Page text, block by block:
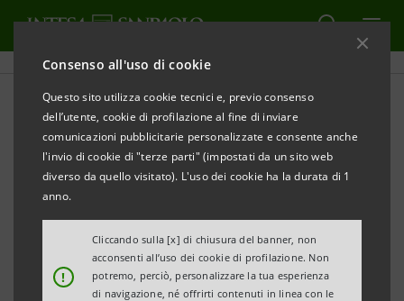
Consenso all'uso di cookie
Questo sito utilizza cookie tecnici e, previo consenso
dell’utente, cookie di profilazione al fine di inviare
comunicazioni pubblicitarie personalizzate e consente anche
l'invio di cookie di "terze parti" (impostati da un sito web
diverso da quello visitato). L'uso dei cookie ha la durata di 1
anno.
!
Cliccando sulla [x] di chiusura del banner, non
acconsenti all’uso dei cookie di profilazione. Non
potremo, perciò, personalizzare la tua esperienza
di navigazione, né offrirti contenuti in linea con le
Storico Sanpaolo IMI:
Presentazioni
AGGIORNA
Filtra per Anno